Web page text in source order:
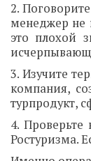
2.
менеджер не
это плохой
3. Изучите
компания,
турпродукт,
4.
Ростуризма.